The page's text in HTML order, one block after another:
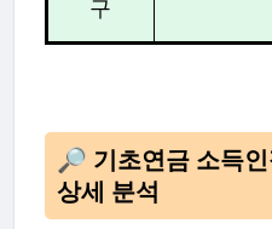
구
🔎 기초연금 소득
상세 분석